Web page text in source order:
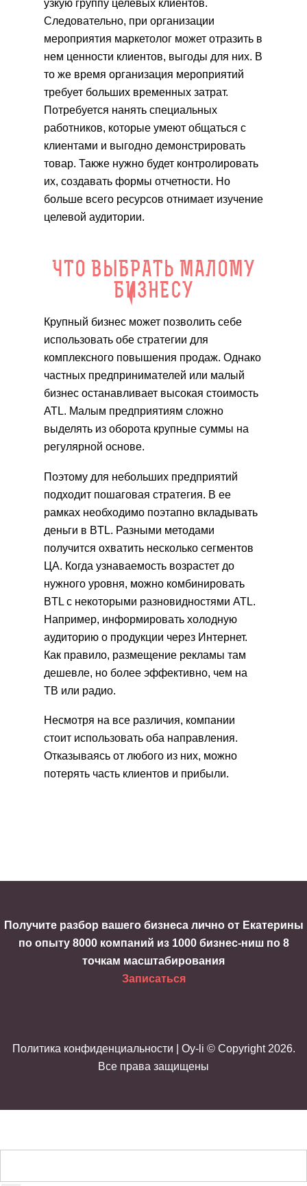
узкую группу целевых клиентов.
Следовательно, при организации
мероприятия маркетолог может отразить в
нем ценности клиентов, выгоды для них. В
то же время организация мероприятий
требует больших временных затрат.
Потребуется нанять специальных
работников, которые умеют общаться с
клиентами и выгодно демонстрировать
товар. Также нужно будет контролировать
их, создавать формы отчетности. Но
больше всего ресурсов отнимает изучение
целевой аудитории.
ЧТО ВЫБРАТЬ МАЛОМУ
БИЗНЕСУ
Крупный бизнес может позволить себе
использовать обе стратегии для
комплексного повышения продаж. Однако
частных предпринимателей или малый
бизнес останавливает высокая стоимость
ATL. Малым предприятиям сложно
выделять из оборота крупные суммы на
регулярной основе.
Поэтому для небольших предприятий
подходит пошаговая стратегия. В ее
рамках необходимо поэтапно вкладывать
деньги в BTL. Разными методами
получится охватить несколько сегментов
ЦА. Когда узнаваемость возрастет до
нужного уровня, можно комбинировать
BTL с некоторыми разновидностями ATL.
Например, информировать холодную
аудиторию о продукции через Интернет.
Как правило, размещение рекламы там
дешевле, но более эффективно, чем на
ТВ или радио.
Несмотря на все различия, компании
стоит использовать оба направления.
Отказываясь от любого из них, можно
потерять часть клиентов и прибыли.
Получите разбор вашего бизнеса лично от Екатерины
по опыту 8000 компаний из 1000 бизнес-ниш по 8
точкам масштабирования
Записаться
Политика конфиденциальности | Oy-li © Copyright 2026.
Все права защищены